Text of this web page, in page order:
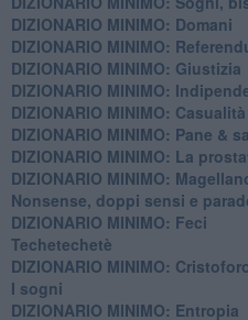
DIZIONARIO MINIMO: Domani
DIZIONARIO MINIMO:
DIZIONARIO MINIMO: Giustizia
DIZIONARIO MINIMO:
DIZIONARIO MINIMO:
​DIZIONARIO MINIMO: Pane &
DIZIONARIO MINIMO: La
​DIZIONARIO MINIMO:
Nonsense, doppi sensi e
DIZIONARIO MINIMO: Feci
Techetechetè
DIZIONARIO MINIMO:
I sogni
DIZIONARIO MINIMO: Entropia